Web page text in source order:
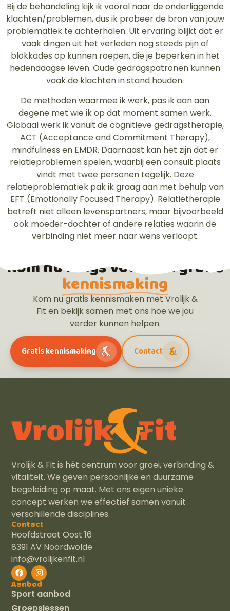
Bij de behandeling kijk ik vooral naar de onderliggende
klachten/problemen, dus ik probeer de bron van jouw
problematiek te achterhalen. Uit ervaring blijkt dat er
vaak dingen uit het verleden nog steeds pijn of
blokkades op kunnen roepen, die je beperken in het
hedendaagse leven. Oude gedragspatronen kunnen
vaak de klachten in stand houden.
De methoden waarmee ik werk, pas ik aan aan
degene met wie ik op dat moment samen werk.
Globaal werk ik vanuit de cognitieve gedragstherapie,
ACT (Acceptance and Commitment Therapy),
mindfulness en EMDR. Daarnaast kan het zijn dat er
relatieproblemen spelen, waarbij een consult plaats
vindt met twee personen tegelijk. Deze
relatieproblematiek pak ik graag aan met behulp van
EFT (Emotionally Focused Therapy). Relatietherapie
betreft niet alleen levenspartners, maar bijvoorbeeld
ook moeder-dochter of andere relaties waarin de
verbinding niet meer naar wens verloopt.
Kom nu langs voor een gratis
kennismaking
Kom nu gratis kennismaken met Vrolijk &
Fit en bekijk samen met ons hoe we jou
verder kunnen helpen.
Gratis kennismaking Contact
Vrolijk & Fit is hét centrum voor groei, verbinding &
vitaliteit. We geven persoonlijke en duurzame
begeleiding op maat. Met ons eigen unieke
concept werken we effectief samen vanuit
verschillende disciplines.
Aanbod
Sport aanbod
Groepslessen
Contact
Hoofdstraat Oost 16
8391 AV Noordwolde
info@vrolijkenfit.nl